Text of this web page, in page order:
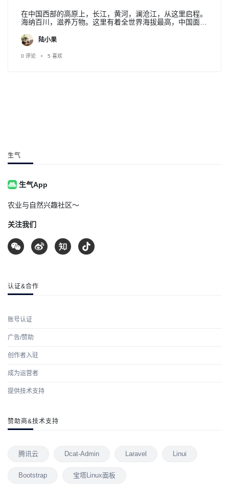
在中国西部的高原上，长江，黄河，澜沧江，从这里启程。
海纳百川，滋养万物。这里有着全世界海拔最高，中国面积
堂，也是地球不可替代的生态屏障。在这里，人与自然，和
谐共处。人们像保护眼睛一样，保护着三江源头，中华水
塔。像对待生命一样，对待生态环境，共同谱写了一曲，壮
陆小果
0 评论 5 喜欢
生气
生气App
农业与自然兴趣社区～
关注我们
认证&合作
账号认证
广告/赞助
创作者入驻
成为运营者
提供技术支持
赞助商&技术支持
腾讯云 Dcat-Admin Laravel Linui
Bootstrap 宝塔Linux面板